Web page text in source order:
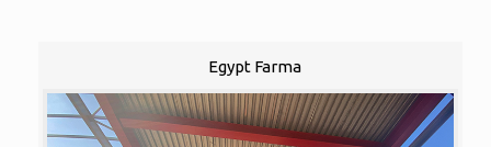
Egypt Farma